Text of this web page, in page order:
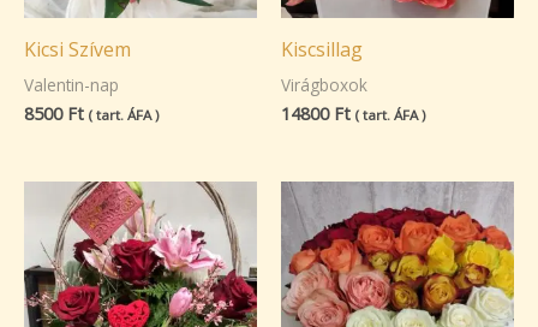
Kicsi Szívem
Valentin-nap
8500 Ft ( tart. ÁFA )
Kiscsillag
Virágboxok
14800 Ft ( tart. ÁFA )